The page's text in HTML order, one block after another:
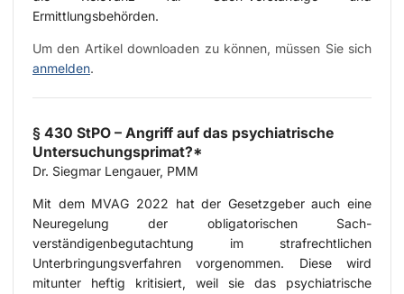
Ermittlungsbehörden.
Um den Artikel downloaden zu können, müssen Sie sich
anmelden.
§ 430 StPO – Angriff auf das psychiatrische
Untersuchungsprimat?*
Dr. Siegmar Lengauer, PMM
Mit dem MVAG 2022 hat der Gesetzgeber auch eine
Neuregelung der obligatorischen Sach-
verständigenbegutachtung im strafrechtlichen
Unterbringungsverfahren vorgenommen. Diese wird
mitunter heftig kritisiert, weil sie das psychiatrische